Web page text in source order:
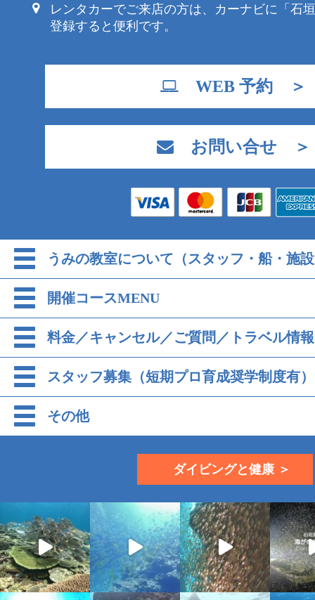
レンタカーでご来店の方は、カーナビに「石
登録すると便利です。
WEB 予約 ＞
お問い合せ ＞
うみの教室について（スタッフ・船・施
開催コースMENU
料金／キャンセル／ご質問／トラベル情報
スタッフ募集（短期プロ育成奨学制度有）
その他
ダイビングと健康 ＞